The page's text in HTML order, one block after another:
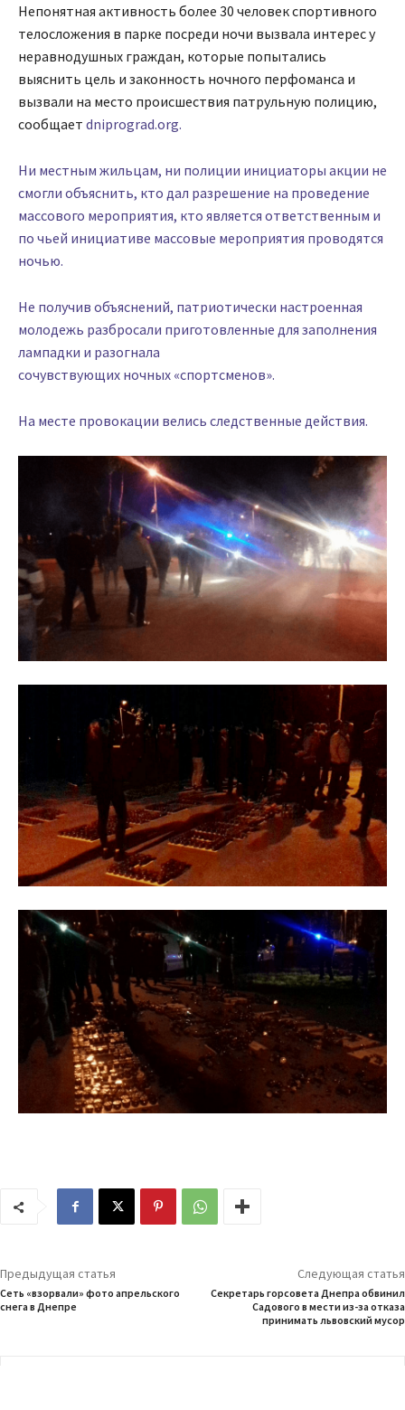
Непонятная активность более 30 человек спортивного
телосложения в парке посреди ночи вызвала интерес у
неравнодушных граждан, которые попытались
выяснить цель и законность ночного перфоманса и
вызвали на место происшествия патрульную полицию,
сообщает dniprograd.org.
Ни местным жильцам, ни полиции инициаторы акции не
смогли объяснить, кто дал разрешение на проведение
массового мероприятия, кто является ответственным и
по чьей инициативе массовые мероприятия проводятся
ночью.
Не получив объяснений, патриотически настроенная
молодежь разбросали приготовленные для заполнения
лампадки и разогнала
сочувствующих ночных «спортсменов».
На месте провокации велись следственные действия.
Предыдущая статья
Сеть «взорвали» фото апрельского
снега в Днепре
Следующая статья
Секретарь горсовета Днепра обвинил
Садового в мести из-за отказа
принимать львовский мусор